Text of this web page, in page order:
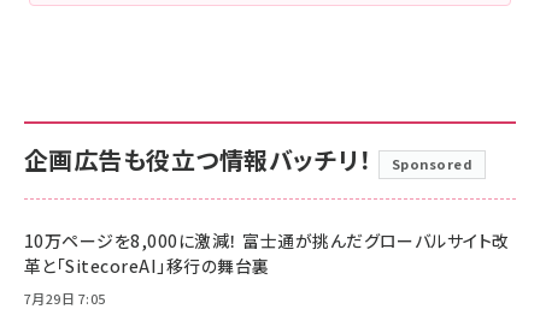
企画広告も役立つ情報バッチリ！ Sponsored
10万ページを8,000に激減！ 富士通が挑んだグローバルサイト改
革と「SitecoreAI」移行の舞台裏
7月29日 7:05